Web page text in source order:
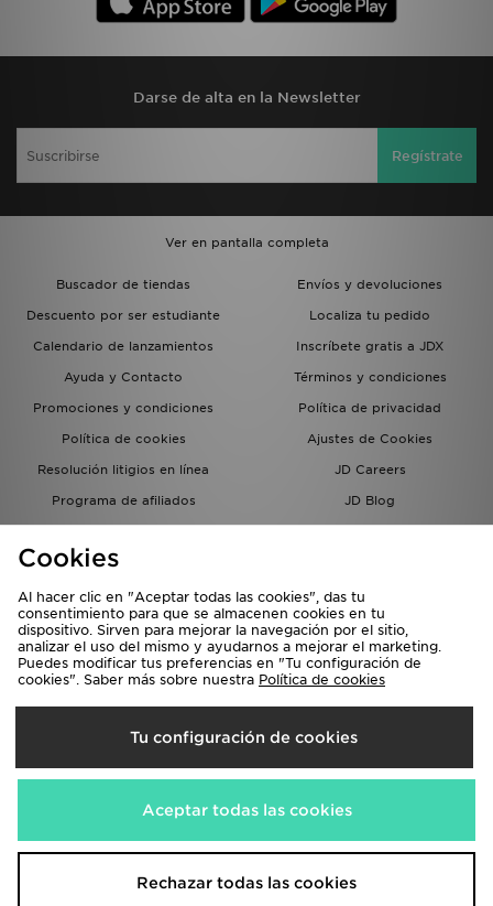
Darse de alta en la Newsletter
Regístrate
Ver en pantalla completa
Buscador de tiendas
Envíos y devoluciones
Descuento por ser estudiante
Localiza tu pedido
Calendario de lanzamientos
Inscríbete gratis a JDX
Ayuda y Contacto
Términos y condiciones
Promociones y condiciones
Política de privacidad
Política de cookies
Ajustes de Cookies
Resolución litigios en línea
JD Careers
Programa de afiliados
JD Blog
del grupo JD - Whistleblowing
Selecciona País
España
Aceptamos las siguientes formas de pago
Visita nuestra página corporativa enwww.jdplc.com
Cookies
Al hacer clic en "Aceptar todas las cookies", das tu
consentimiento para que se almacenen cookies en tu
dispositivo. Sirven para mejorar la navegación por el sitio,
analizar el uso del mismo y ayudarnos a mejorar el marketing.
Puedes modificar tus preferencias en "Tu configuración de
cookies". Saber más sobre nuestra Política de cookies
Tu configuración de cookies
Aceptar todas las cookies
Rechazar todas las cookies